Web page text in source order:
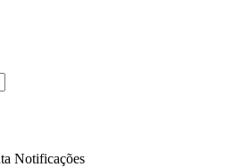
Notificações